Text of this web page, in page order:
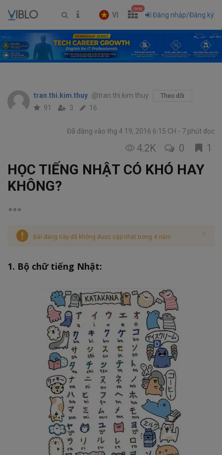
VI
new
Đăng nhập/Đăng ký
tran.thi.kim.thuy @tran.thi.kim.thuy Theo dõi
91 3 16
Đã đăng vào thg 4 19, 2016 6:15 CH 7 phút đọc
4.2K 0 1
HỌC TIẾNG NHẬT CÓ KHÓ HAY
KHÔNG?
Bài đăng này đã không được cập nhật trong 4 năm
1. Bộ chữ tiếng Nhật: